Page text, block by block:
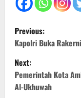
P
o
s
t
Previous:
Kapolri Buka
Next:
Pemerintah Kota
Al-Ukhuwah